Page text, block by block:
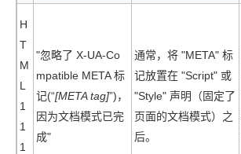
H
T
M
L
1
1
1
"忽略了 X-UA-Co
mpatible META 标
记(“[META tag]”)，
因为文档模式已完
成"
通常，将 "META" 标
记放置在 "Script" 或
"Style" 声明（固定了
页面的文档模式）之
后。